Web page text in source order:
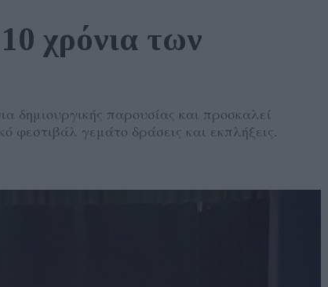
χρόνια των
δημιουργικής παρουσίας και προσκαλεί
φεστιβάλ γεμάτο δράσεις και εκπλήξεις.